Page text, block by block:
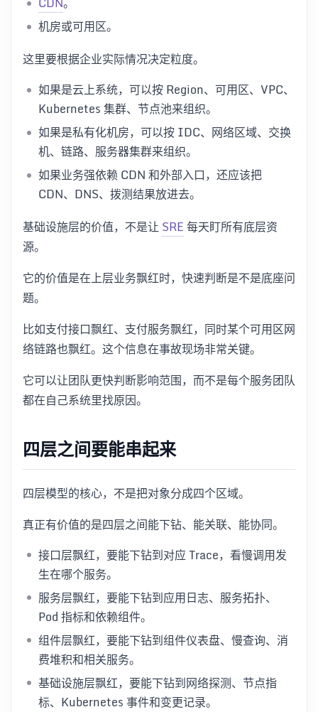
机房或可用区。
这里要根据企业实际情况决定粒度。
如果是云上系统，可以按 Region、可用区、VPC、
Kubernetes 集群、节点池来组织。
如果是私有化机房，可以按 IDC、网络区域、交换
机、链路、服务器集群来组织。
如果业务强依赖 CDN 和外部入口，还应该把
CDN、DNS、拨测结果放进去。
基础设施层的价值，不是让SRE每天盯所有底层资
源。
它的价值是在上层业务飘红时，快速判断是不是底座问
题。
比如支付接口飘红、支付服务飘红，同时某个可用区网
络链路也飘红。这个信息在事故现场非常关键。
它可以让团队更快判断影响范围，而不是每个服务团队
都在自己系统里找原因。
四层之间要能串起来
四层模型的核心，不是把对象分成四个区域。
真正有价值的是四层之间能下钻、能关联、能协同。
接口层飘红，要能下钻到对应 Trace，看慢调用发
生在哪个服务。
服务层飘红，要能下钻到应用日志、服务拓扑、
Pod 指标和依赖组件。
组件层飘红，要能下钻到组件仪表盘、慢查询、消
费堆积和相关服务。
基础设施层飘红，要能下钻到网络探测、节点指
标、Kubernetes 事件和变更记录。